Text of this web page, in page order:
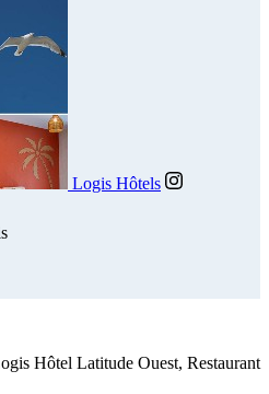
Logis Hôtels
Hôtel Latitude Ouest, Restaurant